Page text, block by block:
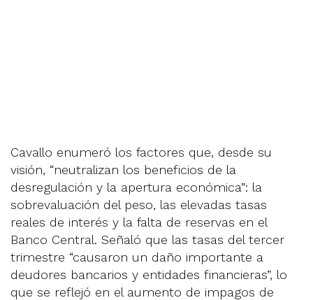
Cavallo enumeró los factores que, desde su
visión, “neutralizan los beneficios de la
desregulación y la apertura económica”: la
sobrevaluación del peso, las elevadas tasas
reales de interés y la falta de reservas en el
Banco Central. Señaló que las tasas del tercer
trimestre “causaron un daño importante a
deudores bancarios y entidades financieras”, lo
que se reflejó en el aumento de impagos de